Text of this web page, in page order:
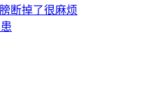
断掉了很麻烦